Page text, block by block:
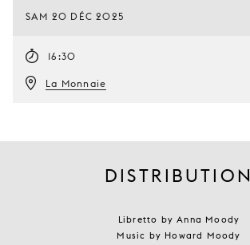
SAM 20 DÉC 2025
16:30
La Monnaie
DISTRIBUTION
Libretto by Anna Moody
Music by Howard Moody